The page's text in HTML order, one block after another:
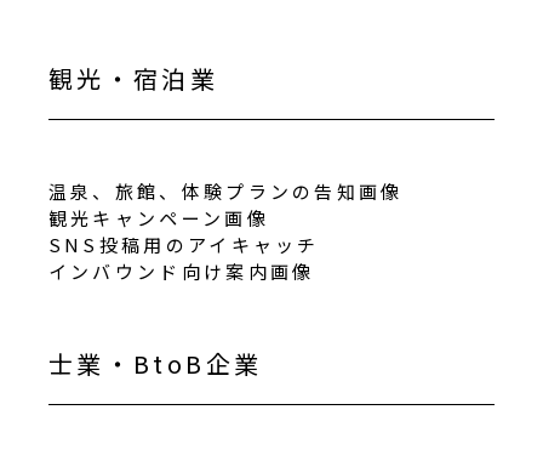
観光・宿泊業
温泉、旅館、体験プランの告知画像
観光キャンペーン画像
SNS投稿用のアイキャッチ
インバウンド向け案内画像
士業・BtoB企業